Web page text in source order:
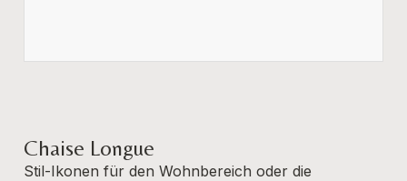
Chaise Longue
Stil-Ikonen für den Wohnbereich oder die